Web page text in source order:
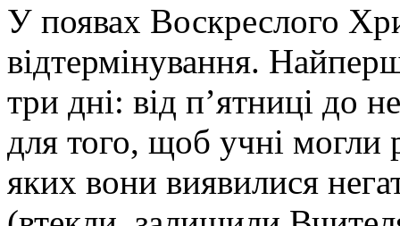
У появах Воскреслого
відтермінування.
три дні: від п’ятниці до
для того, щоб учні могли
яких вони виявилися